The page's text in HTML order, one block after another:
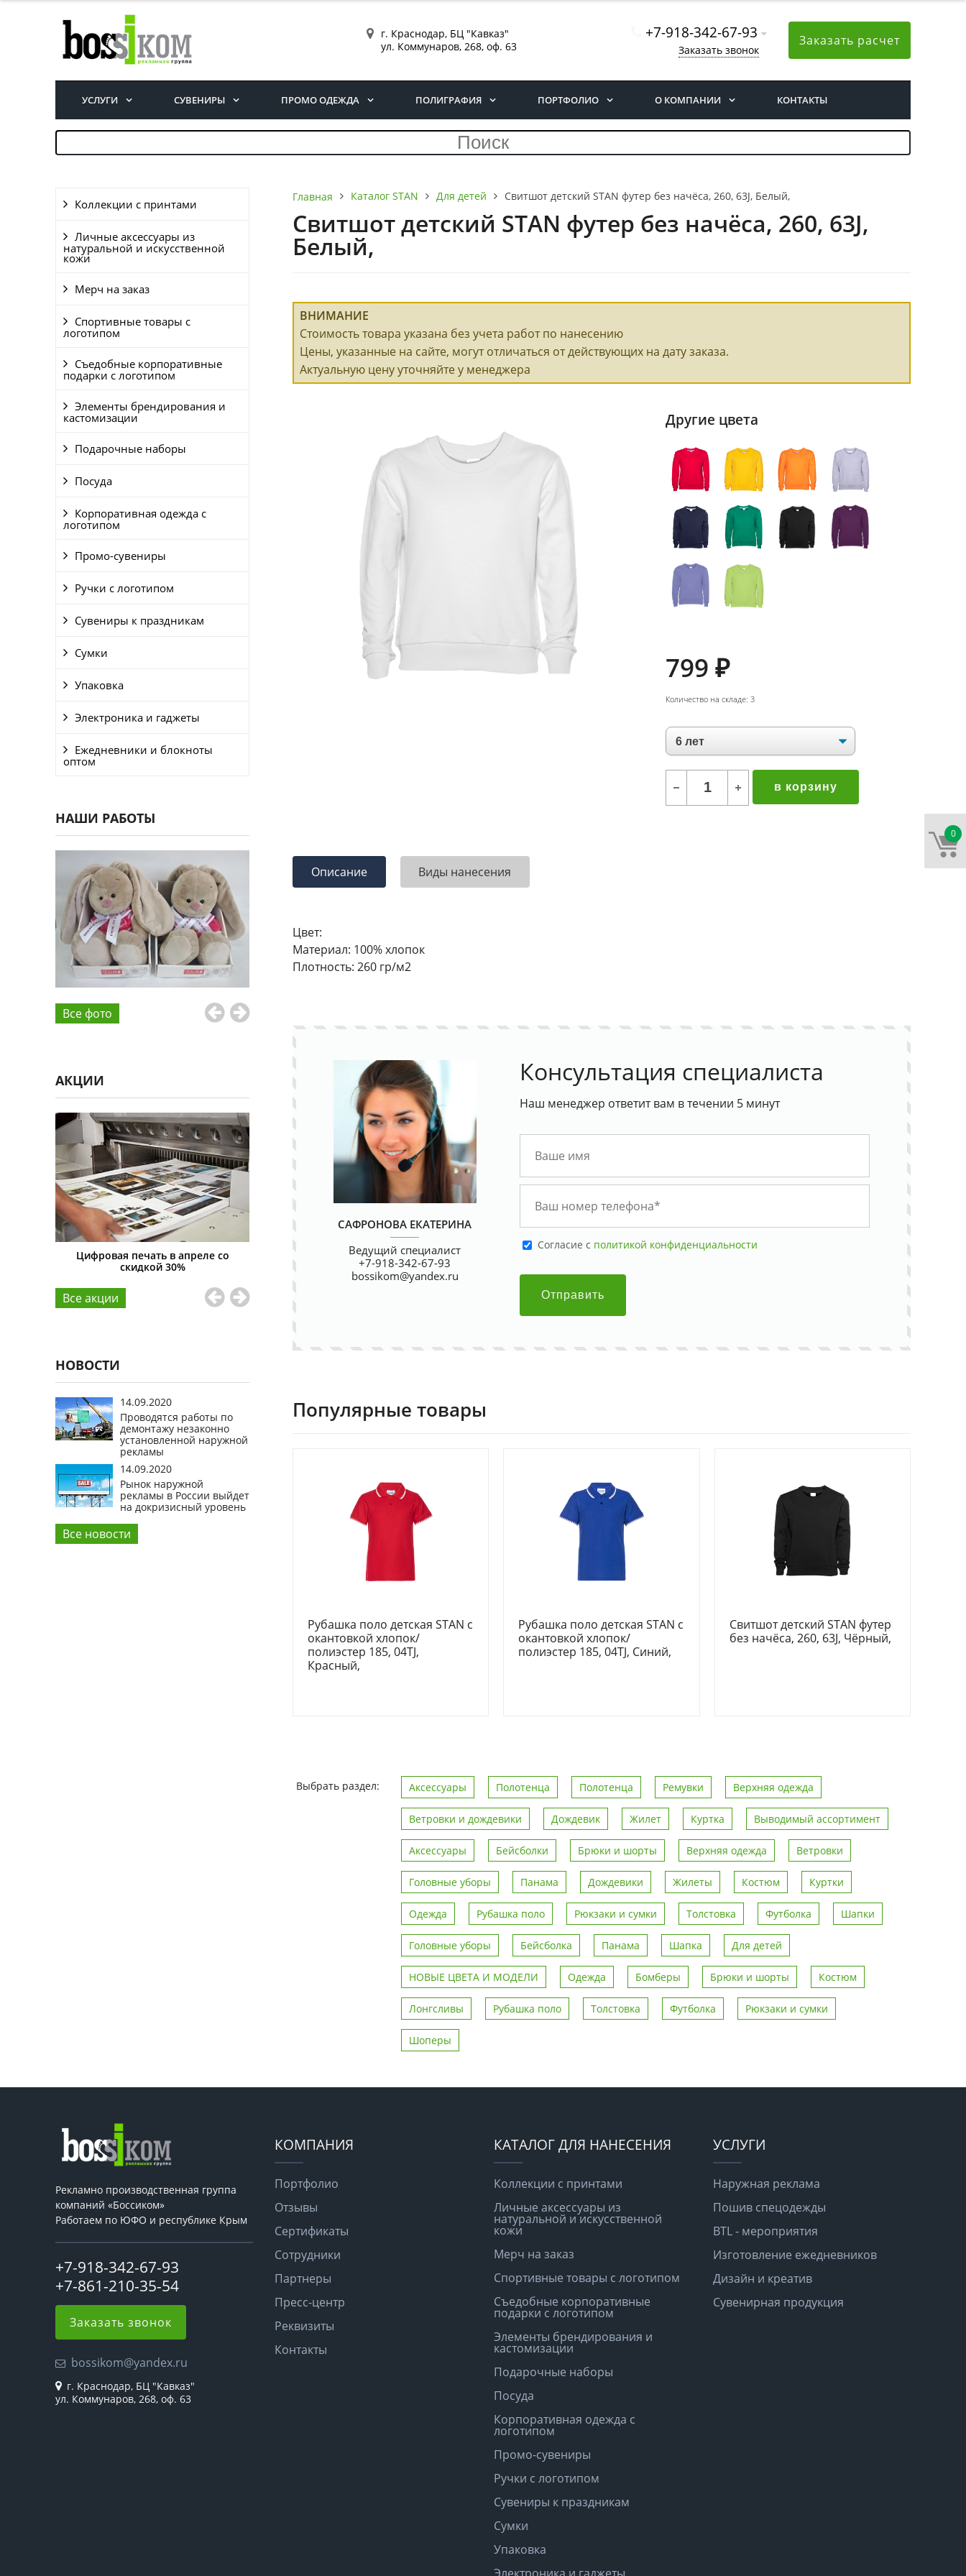
г. Краснодар, БЦ "Кавказ"
ул. Коммунаров, 268, оф. 63
+7-918-342-67-93
Заказать звонок
Заказать расчет
УСЛУГИ СУВЕНИРЫ ПРОМО ОДЕЖДА ПОЛИГРАФИЯ ПОРТФОЛИО О КОМПАНИИ КОНТАКТЫ
Коллекции с принтами
Личные аксессуары из
натуральной и искусственной
кожи
Мерч на заказ
Спортивные товары с
логотипом
Съедобные корпоративные
подарки с логотипом
Элементы брендирования и
кастомизации
Подарочные наборы
Посуда
Корпоративная одежда с
логотипом
Промо-сувениры
Ручки с логотипом
Сувениры к праздникам
Сумки
Упаковка
Электроника и гаджеты
Ежедневники и блокноты
оптом
НАШИ РАБОТЫ
Все фото
АКЦИИ
печать в апреле со
Скидка на всю печатную продукцию
Цифровая печать в апреле со
скидкой 30%
Скидка на всю печатную продукцию
Все aкции
НОВОСТИ
14.09.2020
Проводятся работы по
демонтажу незаконно
установленной наружной
рекламы
14.09.2020
Рынок наружной
рекламы в России выйдет
на докризисный уровень
Все новости
Главная Каталог STAN Для детей Свитшот детский STAN футер без начёса, 260, 63J, Белый,
Свитшот детский STAN футер без начёса, 260, 63J,
Белый,
ВНИМАНИЕ
Стоимость товара указана без учета работ по нанесению
Цены, указанные на сайте, могут отличаться от действующих на дату заказа.
Актуальную цену уточняйте у менеджера
0
Другие цвета
799 ₽
Количество на складе: 3
в корзину
Описание Виды нанесения
Цвет:
Материал: 100% хлопок
Плотность: 260 гр/м2
САФРОНОВА ЕКАТЕРИНА
Ведущий специалист
+7-918-342-67-93
bossikom@yandex.ru
Консультация специалиста
Наш менеджер ответит вам в течении 5 минут
Cогласие с политикой конфиденциальности
Отправить
Популярные товары
Рубашка поло детская STAN с
окантовкой хлопок/
полиэстер 185, 04TJ,
Красный,
Рубашка поло детская STAN с
окантовкой хлопок/
полиэстер 185, 04TJ, Синий,
Свитшот детский STAN футер
без начёса, 260, 63J, Чёрный,
Выбрать раздел: Аксессуары Полотенца Полотенца Ремувки Верхняя одежда
Ветровки и дождевики Дождевик Жилет Куртка Выводимый ассортимент
Аксессуары Бейсболки Брюки и шорты Верхняя одежда Ветровки
Головные уборы Панама Дождевики Жилеты Костюм Куртки
Одежда Рубашка поло Рюкзаки и сумки Толстовка Футболка Шапки
Головные уборы Бейсболка Панама Шапка Для детей
НОВЫЕ ЦВЕТА И МОДЕЛИ Одежда Бомберы Брюки и шорты Костюм
Лонгсливы Рубашка поло Толстовка Футболка Рюкзаки и сумки
Шоперы
Рекламно производственная группа
компаний «Боссиком»
Работаем по ЮФО и республике Крым
+7-918-342-67-93
+7-861-210-35-54
Заказать звонок
bossikom@yandex.ru
г. Краснодар, БЦ "Кавказ"
ул. Коммунаров, 268, оф. 63
КОМПАНИЯ
Портфолио
Отзывы
Сертификаты
Сотрудники
Партнеры
Пресс-центр
Реквизиты
Контакты
КАТАЛОГ ДЛЯ НАНЕСЕНИЯ
Коллекции с принтами
Личные аксессуары из
натуральной и искусственной
кожи
Мерч на заказ
Спортивные товары с логотипом
Съедобные корпоративные
подарки с логотипом
Элементы брендирования и
кастомизации
Подарочные наборы
Посуда
Корпоративная одежда с
логотипом
Промо-сувениры
Ручки с логотипом
Сувениры к праздникам
Сумки
Упаковка
УСЛУГИ
Наружная реклама
Пошив спецодежды
BTL - мероприятия
Изготовление ежедневников
Дизайн и креатив
Сувенирная продукция